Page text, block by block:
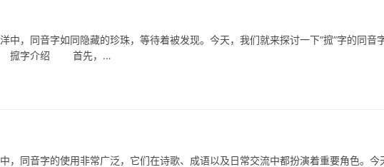
音字如同隐藏的珍珠，等待着被发现。今天，我们就来探讨一下“搲”字的同音字
搲字介绍 首先，…
字的使用非常广泛，它们在诗歌、成语以及日常交流中都扮演着重要角色。今